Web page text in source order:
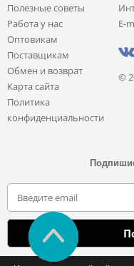
Полезные советы
Работа у нас
Оптовикам
Поставщикам
Обмен и возврат
Карта сайта
Политика
конфиденциальности
E-
©
Отправляя свои данные,